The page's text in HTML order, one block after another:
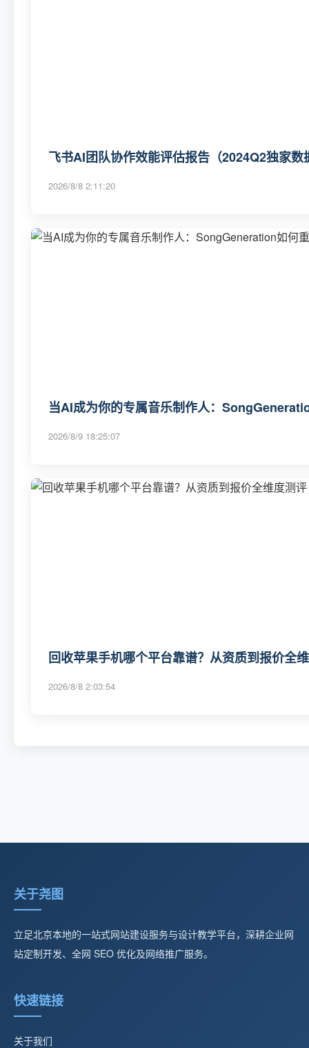
飞书AI团队协作效能评估报告（2024Q2独家
2026/8/8 2:11:20
当AI成为你的专属音乐制作人：
2026/8/9 18:25:07
回收苹果手机哪个平台靠谱？从资质到报价全
2026/8/8 2:03:54
关于尧图
立足北京本地的一站式网站建设服务与设计教学平台，深耕企业网
站定制开发、全网 SEO 优化及网络推广服务。
快速链接
关于我们